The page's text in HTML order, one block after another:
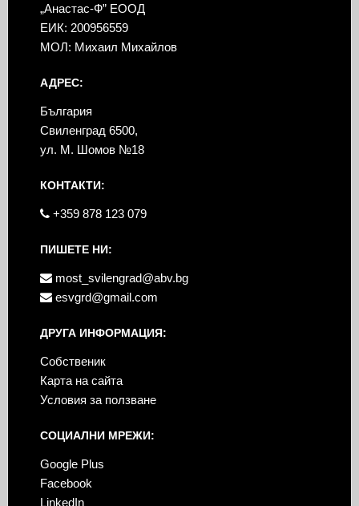
„Анастас-Ф” ЕООД
ЕИК: 200956559
МОЛ: Михаил Михайлов
АДРЕС:
България
Свиленград 6500,
ул. М. Шомов №18
КОНТАКТИ:
+359 878 123 079
ПИШЕТЕ НИ:
most_svilengrad@abv.bg
esvgrd@gmail.com
ДРУГА ИНФОРМАЦИЯ:
Собственик
Карта на сайта
Условия за ползване
СОЦИАЛНИ МРЕЖИ:
Google Plus
Facebook
LinkedIn